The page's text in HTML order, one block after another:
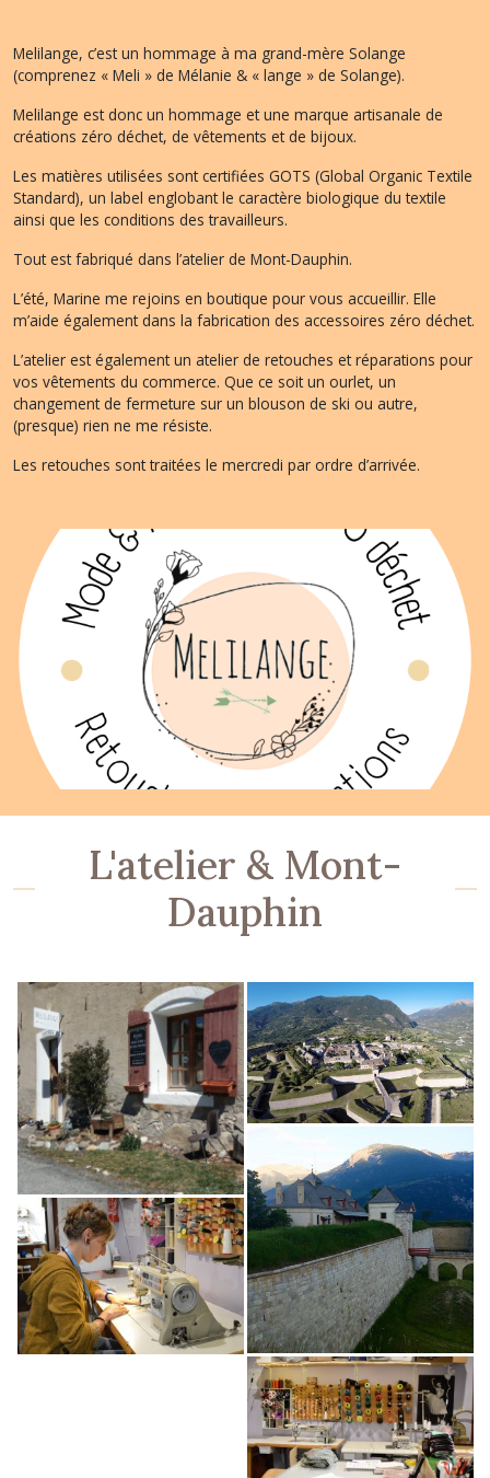
Melilange, c’est un hommage à ma grand-mère Solange
(comprenez « Meli » de Mélanie & « lange » de Solange).
Melilange est donc un hommage et une marque artisanale de
créations zéro déchet, de vêtements et de bijoux.
Les matières utilisées sont certifiées GOTS (Global Organic Textile
Standard), un label englobant le caractère biologique du textile
ainsi que les conditions des travailleurs.
Tout est fabriqué dans l’atelier de Mont-Dauphin.
L’été, Marine me rejoins en boutique pour vous accueillir. Elle
m’aide également dans la fabrication des accessoires zéro déchet.
L’atelier est également un atelier de retouches et réparations pour
vos vêtements du commerce. Que ce soit un ourlet, un
changement de fermeture sur un blouson de ski ou autre,
(presque) rien ne me résiste.
Les retouches sont traitées le mercredi par ordre d’arrivée.
L'atelier & Mont-
Dauphin